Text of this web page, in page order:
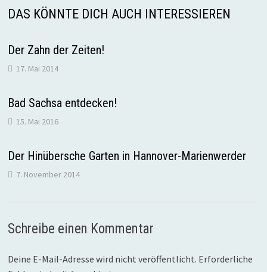
DAS KÖNNTE DICH AUCH INTERESSIEREN
Der Zahn der Zeiten!
17. Mai 2014
Bad Sachsa entdecken!
15. Mai 2016
Der Hinübersche Garten in Hannover-Marienwerder
7. November 2014
Schreibe einen Kommentar
Deine E-Mail-Adresse wird nicht veröffentlicht. Erforderliche